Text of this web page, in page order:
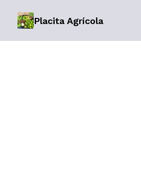
Placita Agrícola